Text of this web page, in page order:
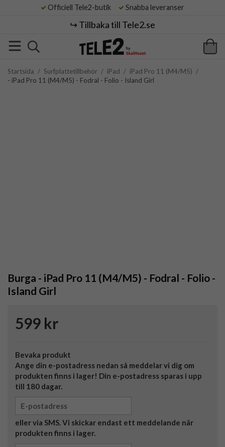
Officiell Tele2-butik Snabba leveranser
↪️ Tillbaka till Tele2.se
Startsida / Surfplattetillbehör / iPad / iPad Pro 11 (M4/M5) /
- iPad Pro 11 (M4/M5) - Fodral - Folio - Island Girl
Burga - iPad Pro 11 (M4/M5) - Fodral - Folio -
Island Girl
599 kr
Bevaka produkt
Ange din e-postadress nedan så meddelar vi dig om
produkten finns i lager! Din e-postadress sparas i upp
till 180 dagar.
eller via SMS. Vi skickar endast ett meddelande när
produkten finns i lager.